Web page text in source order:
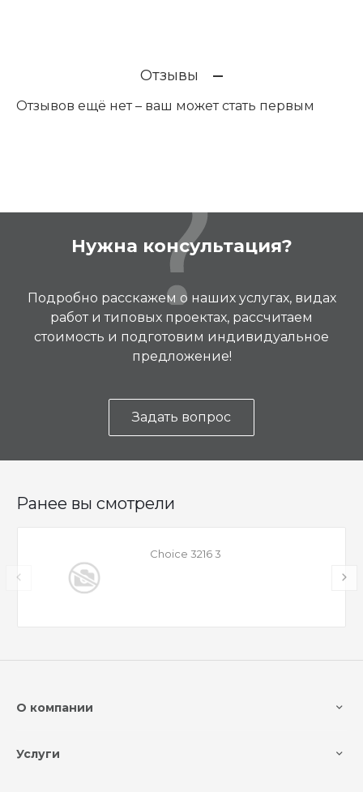
Отзывы
Отзывов ещё нет – ваш может стать первым
Нужна консультация?
Подробно расскажем о наших услугах, видах
работ и типовых проектах, рассчитаем
стоимость и подготовим индивидуальное
предложение!
Задать вопрос
Ранее вы смотрели
Choice 3216 3
О компании
Услуги